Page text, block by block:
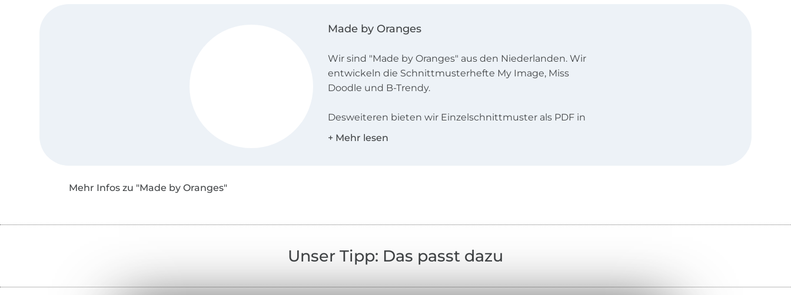
Made by Oranges
Wir sind "Made by Oranges" aus den Niederlanden. Wir
entwickeln die Schnittmusterhefte My Image, Miss
Doodle und B-Trendy.
Desweiteren bieten wir Einzelschnittmuster als PDF in
den Landessprachen Deutsch, Englisch, Niederländisch
Mehr Infos zu "Made by Oranges"
Unser Tipp: Das passt dazu